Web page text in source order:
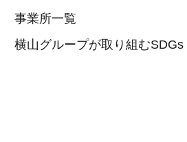
事業所一覧
横山グループが取り組むSDGs